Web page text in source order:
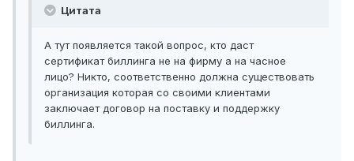
Цитата
А тут появляется такой вопрос, кто даст
сертификат биллинга не на фирму а на часное
лицо? Никто, соответственно должна существовать
организация которая со своими клиентами
заключает договор на поставку и поддержку
биллинга.